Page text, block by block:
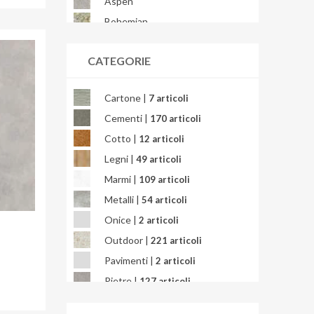
Bohemian
Brera
Bright Precious
Calacatta
Calacatta Africa
Calacatta Gold
Calacatta Oceanic
Calacatta Splendido
Calacatta Viola
Calcarea
Campigiane
Cardosia
CATEGORIE
Cartone | 7 articoli
Cementi | 170 articoli
Cotto | 12 articoli
Legni | 49 articoli
Marmi | 109 articoli
Metalli | 54 articoli
Onice | 2 articoli
Outdoor | 221 articoli
Pavimenti | 2 articoli
Pietre | 127 articoli